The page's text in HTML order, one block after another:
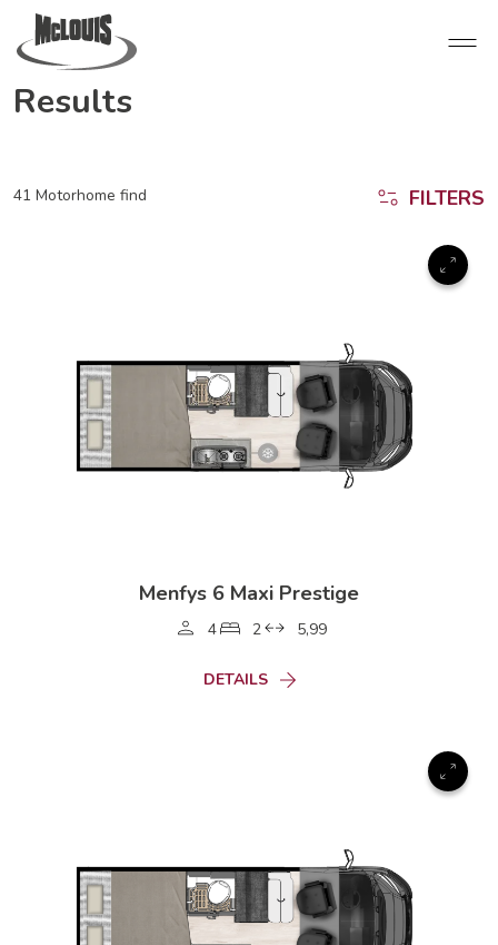
Results
FILTERS
41 Motorhome find
Menfys 6 Maxi Prestige
4 2 5,99
DETAILS